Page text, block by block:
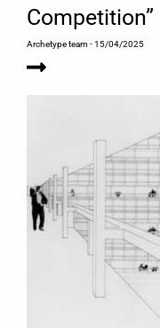
Competition”
Archetype team- 15/04/2025